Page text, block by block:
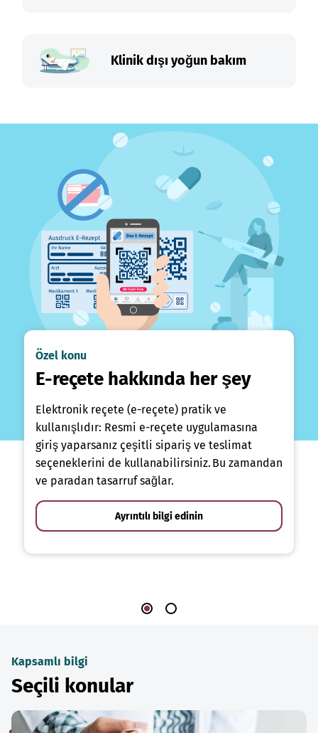
Klinik dışı yoğun bakım
Özel konu
E-reçete hakkında her şey
Elektronik reçete (e-reçete) pratik ve
kullanışlıdır: Resmi e-reçete uygulamasına
giriş yaparsanız çeşitli sipariş ve teslimat
seçeneklerini de kullanabilirsiniz. Bu zamandan
ve paradan tasarruf sağlar.
Ayrıntılı bilgi edinin
Kapsamlı bilgi
Seçili konular